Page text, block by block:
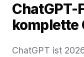
ChatGPT-
komplette
ChatGPT ist